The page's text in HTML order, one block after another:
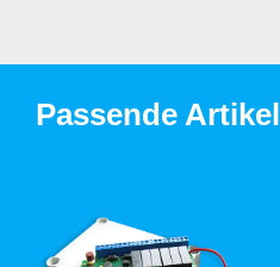
Passende Artikel